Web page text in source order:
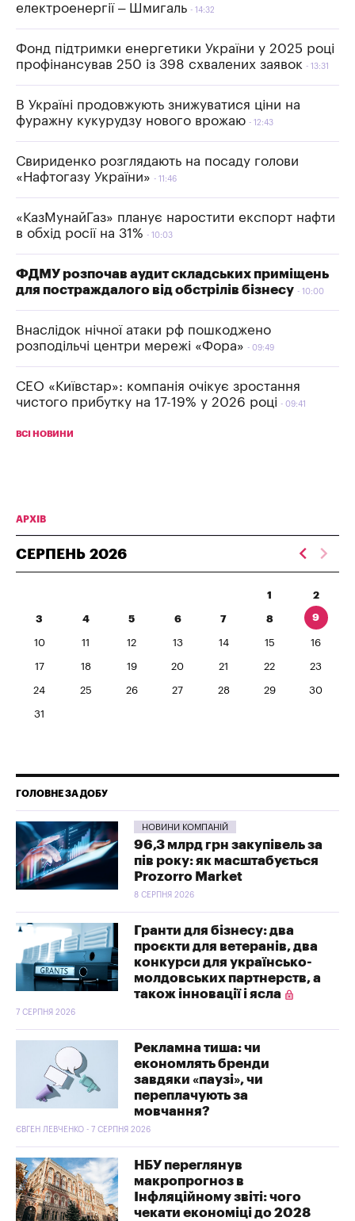
електроенергії – Шмигаль 14:32
Фонд підтримки енергетики України у 2025 році
профінансував 250 із 398 схвалених заявок
13:31
В Україні продовжують знижуватися ціни на
фуражну кукурудзу нового врожаю
12:43
Свириденко розглядають на посаду голови
«Нафтогазу України»
11:46
«КазМунайГаз» планує наростити експорт нафти
в обхід росії на 31%
10:03
ФДМУ розпочав аудит складських приміщень
для постраждалого від обстрілів бізнесу
10:00
Внаслідок нічної атаки рф пошкоджено
розподільчі центри мережі «Фора»
09:49
СЕО «Київстар»: компанія очікує зростання
чистого прибутку на 17-19% у 2026 році
09:41
ВСІ НОВИНИ
АРХІВ
СЕРПЕНЬ 2026
1 2
3 4 5 6 7 8 9
10 11 12 13 14 15 16
17 18 19 20 21 22 23
24 25 26 27 28 29 30
31
ГОЛОВНЕ ЗА ДОБУ
НОВИНИ КОМПАНІЙ
96,3 млрд грн закупівель за
пів року: як масштабується
Prozorro Market
8 СЕРПНЯ 2026
Гранти для бізнесу: два
проєкти для ветеранів, два
конкурси для українсько-
молдовських партнерств, а
також інновації і ясла
7 СЕРПНЯ 2026
Рекламна тиша: чи
економлять бренди
завдяки «паузі», чи
переплачують за
мовчання?
ЄВГЕН ЛЕВЧЕНКО - 7 СЕРПНЯ 2026
НБУ переглянув
макропрогноз в
Інфляційному звіті: чого
чекати економіці до 2028